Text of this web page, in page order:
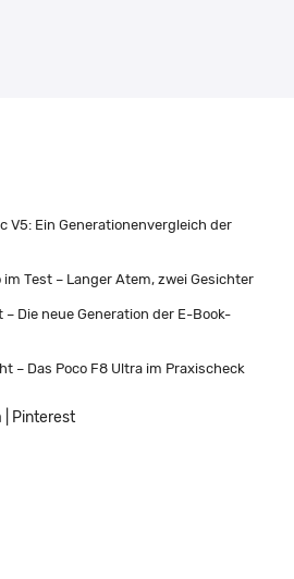
V5: Ein Generationenvergleich der
im Test – Langer Atem, zwei Gesichter
Die neue Generation der E-Book-
– Das Poco F8 Ultra im Praxischeck
Pinterest